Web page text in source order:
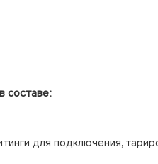
составе:
для подключения,